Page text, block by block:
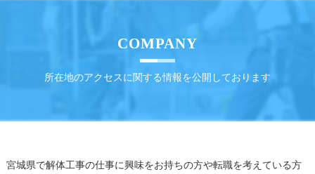
所在地のアクセスに関する情報を公開しております
COMPANY
宮城県で解体工事の仕事に興味をお持ちの方や転職を考えている方